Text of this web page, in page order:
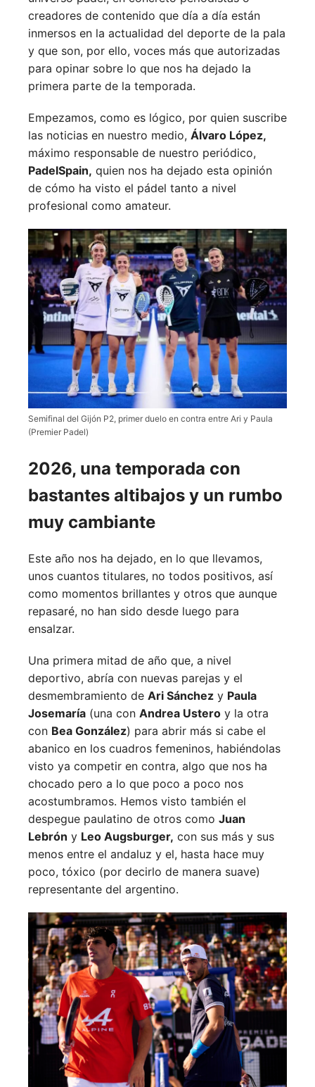
creadores de contenido que día a día están
inmersos en la actualidad del deporte de la pala
y que son, por ello, voces más que autorizadas
para opinar sobre lo que nos ha dejado la
primera parte de la temporada.
Empezamos, como es lógico, por quien suscribe
las noticias en nuestro medio, Álvaro López,
máximo responsable de nuestro periódico,
PadelSpain, quien nos ha dejado esta opinión
de cómo ha visto el pádel tanto a nivel
profesional como amateur.
Semifinal del Gijón P2, primer duelo en contra entre Ari y Paula
(Premier Padel)
2026, una temporada con
bastantes altibajos y un rumbo
muy cambiante
Este año nos ha dejado, en lo que llevamos,
unos cuantos titulares, no todos positivos, así
como momentos brillantes y otros que aunque
repasaré, no han sido desde luego para
ensalzar.
Una primera mitad de año que, a nivel
deportivo, abría con nuevas parejas y el
desmembramiento de Ari Sánchez y Paula
Josemaría (una con Andrea Ustero y la otra
con Bea González) para abrir más si cabe el
abanico en los cuadros femeninos, habiéndolas
visto ya competir en contra, algo que nos ha
chocado pero a lo que poco a poco nos
acostumbramos. Hemos visto también el
despegue paulatino de otros como Juan
Lebrón y Leo Augsburger, con sus más y sus
menos entre el andaluz y el, hasta hace muy
poco, tóxico (por decirlo de manera suave)
representante del argentino.